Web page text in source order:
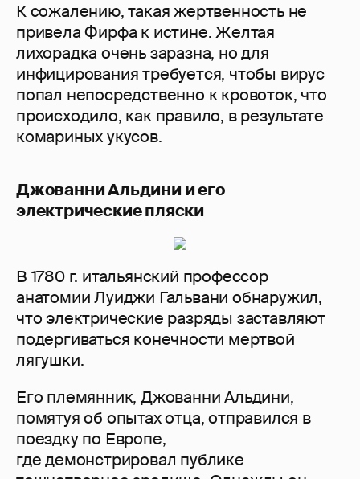
К сожалению, такая жертвенность не
привела Фирфа к истине. Желтая
лихорадка очень заразна, но для
инфицирования требуется, чтобы вирус
попал непосредственно к кровоток, что
происходило, как правило, в результате
комариных укусов.
Джованни Альдини и его
электрические пляски
В 1780 г. итальянский профессор
анатомии Луиджи Гальвани обнаружил,
что электрические разряды заставляют
подергиваться конечности мертвой
лягушки.
Его племянник, Джованни Альдини,
помятуя об опытах отца, отправился в
поездку по Европе,
где демонстрировал публике